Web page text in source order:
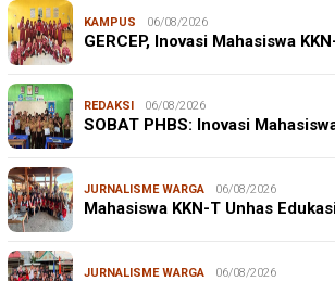
KAMPUS 06/08/2026
GERCEP, Inovasi Mahasiswa
REDAKSI 06/08/2026
SOBAT PHBS: Inovasi
JURNALISME WARGA 06/08/2026
Mahasiswa KKN-T Unhas
JURNALISME WARGA 06/08/2026